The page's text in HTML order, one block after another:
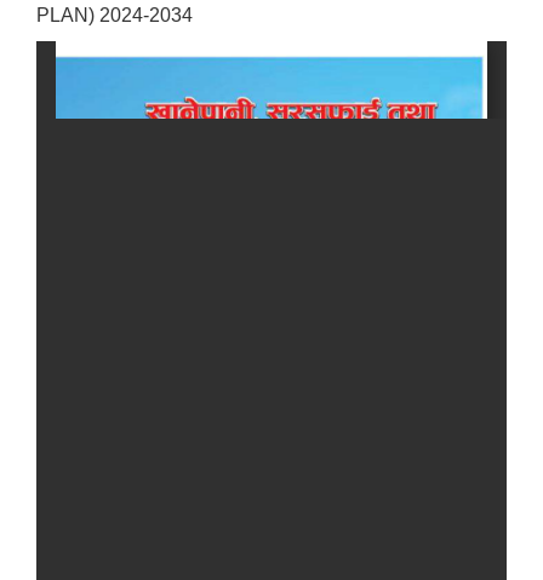
PLAN) 2024-2034